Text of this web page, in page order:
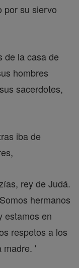
por su siervo
de la casa de
hombres
sacerdotes,
iba de
rey de Judá.
hermanos
estamos en
respetos a los
madre. '